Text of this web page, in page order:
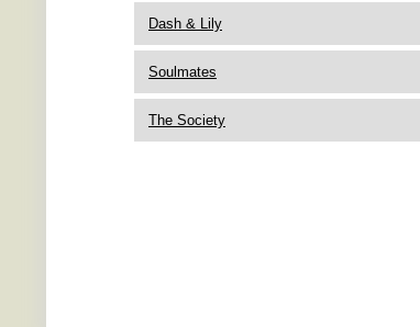
Dash & Lily
Soulmates
The Society